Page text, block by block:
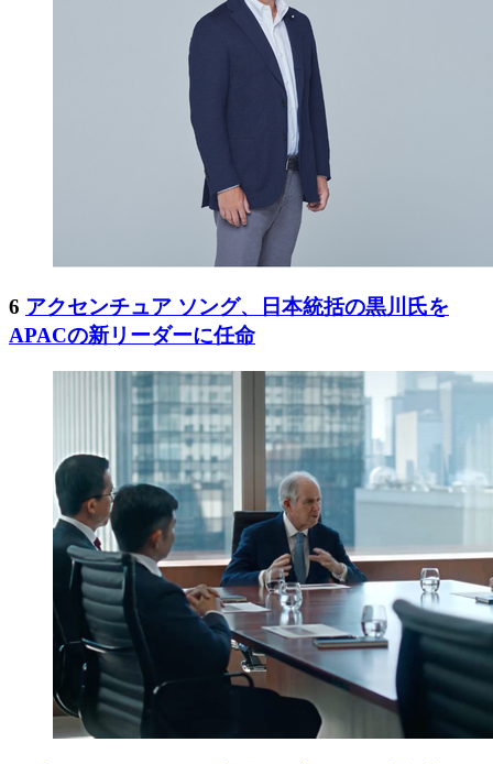
6 アクセンチュア ソング、日本統括の黒川氏を
APACの新リーダーに任命